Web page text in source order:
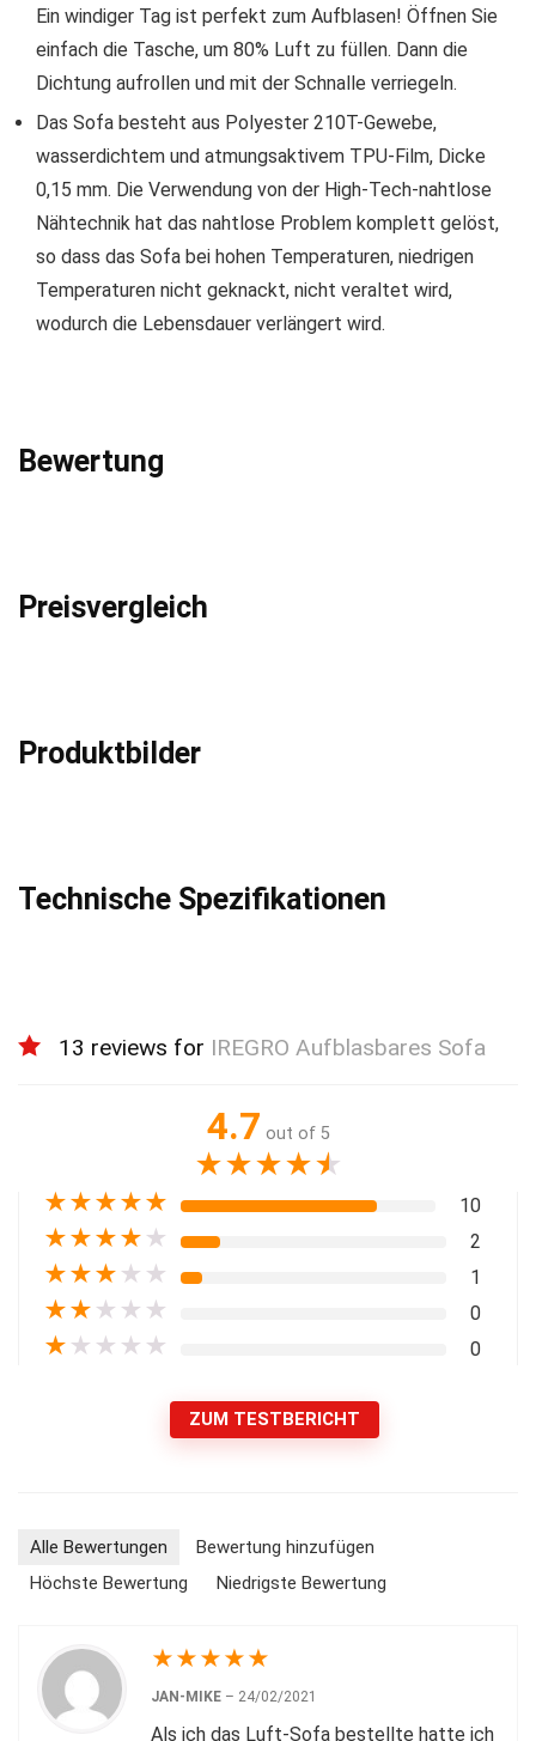
Ein windiger Tag ist perfekt zum Aufblasen! Öffnen Sie
einfach die Tasche, um 80% Luft zu füllen. Dann die
Dichtung aufrollen und mit der Schnalle verriegeln.
Das Sofa besteht aus Polyester 210T-Gewebe,
wasserdichtem und atmungsaktivem TPU-Film, Dicke
0,15 mm. Die Verwendung von der High-Tech-nahtlose
Nähtechnik hat das nahtlose Problem komplett gelöst,
so dass das Sofa bei hohen Temperaturen, niedrigen
Temperaturen nicht geknackt, nicht veraltet wird,
wodurch die Lebensdauer verlängert wird.
Bewertung
Preisvergleich
Produktbilder
Technische Spezifikationen
13 reviews for IREGRO Aufblasbares Sofa
4.7 out of 5
★★★★★
★★★★★ 10
★★★★ ★ 2
★★★ ★ ★ 1
★★ ★ ★ ★ 0
★ ★ ★ ★ ★ 0
ZUM TESTBERICHT
Alle Bewertungen
Bewertung hinzufügen
Höchste Bewertung
Niedrigste Bewertung
★★★★★
JAN-MIKE – 24/02/2021
Als ich das Luft-Sofa bestellte hatte ich